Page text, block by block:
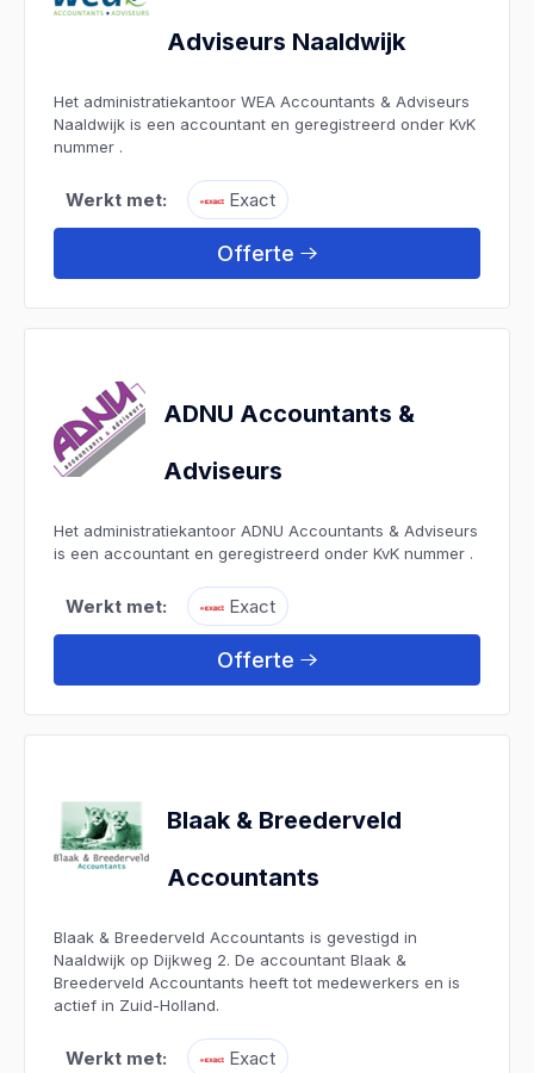
Adviseurs Naaldwijk
Het administratiekantoor WEA Accountants & Adviseurs
Naaldwijk is een accountant en geregistreerd onder KvK
nummer .
Werkt met: Exact
Offerte
ADNU Accountants &
Adviseurs
Het administratiekantoor ADNU Accountants & Adviseurs
is een accountant en geregistreerd onder KvK nummer .
Werkt met: Exact
Offerte
Blaak & Breederveld
Accountants
Blaak & Breederveld Accountants is gevestigd in
Naaldwijk op Dijkweg 2. De accountant Blaak &
Breederveld Accountants heeft tot medewerkers en is
actief in Zuid-Holland.
Werkt met: Exact